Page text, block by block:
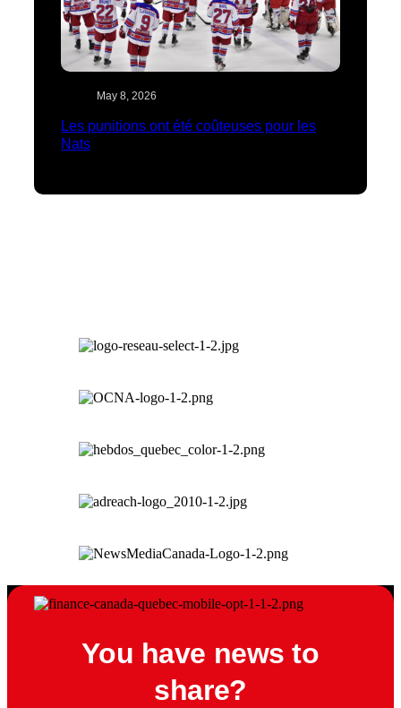
May 8, 2026
Les punitions ont été coûteuses pour les
Nats
You have news to
share?